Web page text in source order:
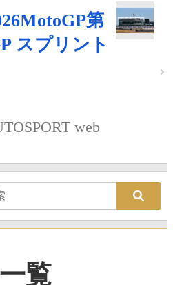
第
スプリント
web
覧